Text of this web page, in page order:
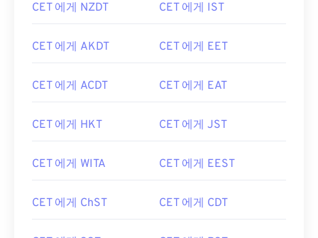
CET 에게 NZDT CET 에게 IST
CET 에게 AKDT CET 에게 EET
CET 에게 ACDT CET 에게 EAT
CET 에게 HKT CET 에게 JST
CET 에게 WITA CET 에게 EEST
CET 에게 ChST CET 에게 CDT